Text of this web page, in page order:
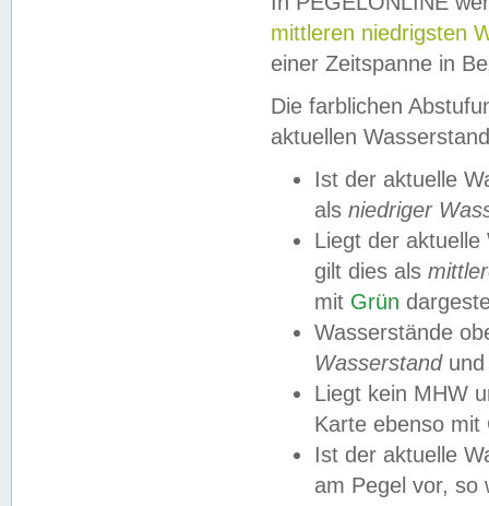
mittleren niedrigsten
einer Zeitspanne in
Die farblichen
aktuellen
Ist der aktuelle
als niedriger
Liegt der
gilt dies als
mit Grün
Wasserstände
Wasserstandund
Liegt kein MHW
Karte ebenso mit
Ist der aktuelle
am Pegel vor,